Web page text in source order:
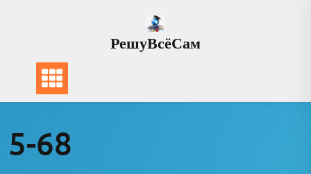
РешуВсёСам
5-68